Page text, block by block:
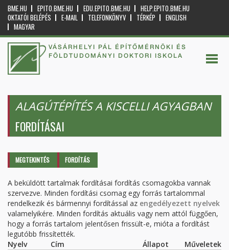
BME.HU EPITO.BME.HU EDU.EPITO.BME.HU
HELP.EPITO.BME.HU
OKTATÓI BELÉPÉS
E-MAIL TELEFONKÖNYV TÉRKÉP
ENGLISH
MAGYAR
VÁSÁRHELYI PÁL ÉPÍTŐMÉRNÖKI ÉS
FÖLDTUDOMÁNYI DOKTORI ISKOLA
ALAGÚTÉPÍTÉS A KISCELLI AGYAGBAN
FORDÍTÁSAI
Elsődleges fülek
MEGTEKINTÉS FORDÍTÁS
A beküldött tartalmak fordításai fordítás csomagokba vannak
szervezve. Minden fordítási csomag egy forrás tartalommal
rendelkezik és bármennyi fordítással az engedélyezett nyelvek
valamelyikére. Minden fordítás aktuális vagy nem attól függően,
hogy a forrás tartalom jelentősen frissült-e, mióta a fordítást
legutóbb frissítették.
Nyelv
Cím Állapot
Műveletek